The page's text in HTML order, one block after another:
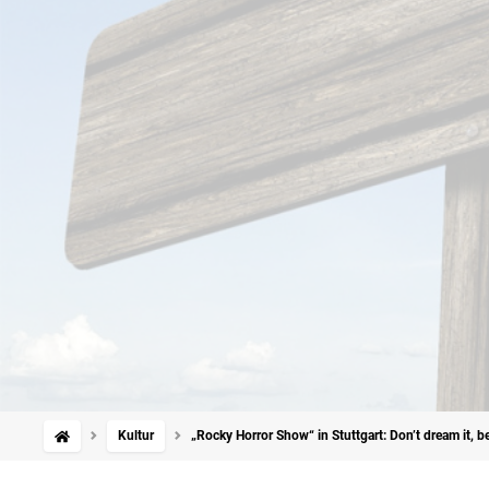
Kultur „Rocky Horror Show“ in Stuttgart: Don’t dream it,